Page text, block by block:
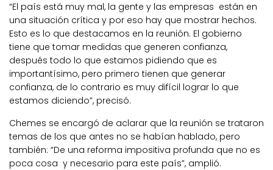
“El país está muy mal, la gente y las empresas están en
una situación crítica y por eso hay que mostrar hechos.
Esto es lo que destacamos en la reunión. El gobierno
tiene que tomar medidas que generen confianza,
después todo lo que estamos pidiendo que es
importantísimo, pero primero tienen que generar
confianza, de lo contrario es muy difícil lograr lo que
estamos diciendo”, precisó.
Chemes se encargó de aclarar que la reunión se trataron
temas de los que antes no se habían hablado, pero
también: “De una reforma impositiva profunda que no es
poca cosa y necesario para este país”, amplió.